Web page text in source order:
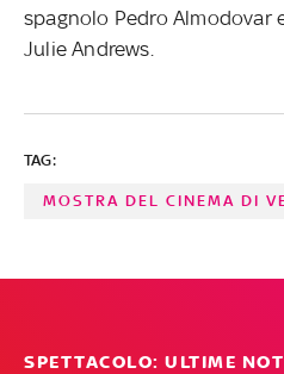
spagnolo Pedro
Julie Andrews.
TAG:
MOSTRA DEL CINEMA DI
SPETTACOLO: ULTIME